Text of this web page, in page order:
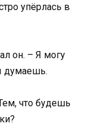
упёрлась в
он. – Я могу
думаешь.
что будешь